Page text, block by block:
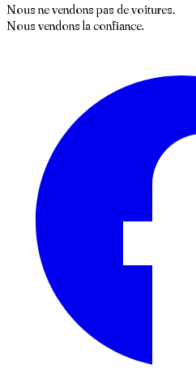
Nous ne vendons pas de voitures.
Nous vendons la confiance.